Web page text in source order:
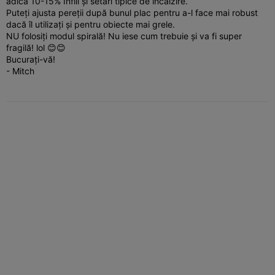
Puteți ajusta pereții după bunul plac pentru a-l face mai robust
dacă îl utilizați și pentru obiecte mai grele.
NU folosiți modul spirală! Nu iese cum trebuie și va fi super
fragilă! lol 😊😊
Bucurați-vă!
- Mitch